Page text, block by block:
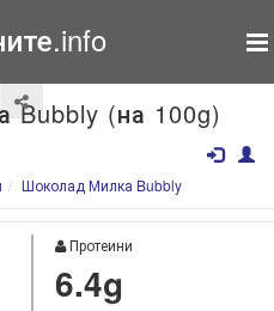
(на 100g)
Шоколад Милка Bubbly
Протеини
6.4g